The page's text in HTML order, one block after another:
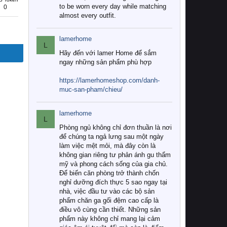
0
to be worn every day while matching
almost every outfit.
L
lamerhome
Hãy đến với lamer Home để sắm
ngay những sản phẩm phù hợp
https://lamerhomeshop.com/danh-
muc-san-pham/chieu/
L
lamerhome
Phòng ngủ không chỉ đơn thuần là nơi
để chúng ta ngả lưng sau một ngày
làm việc mệt mỏi, mà đây còn là
không gian riêng tư phản ánh gu thẩm
mỹ và phong cách sống của gia chủ.
Để biến căn phòng trở thành chốn
nghỉ dưỡng đích thực 5 sao ngay tại
nhà, việc đầu tư vào các bộ sản
phẩm chăn ga gối đệm cao cấp là
điều vô cùng cần thiết. Những sản
phẩm này không chỉ mang lại cảm